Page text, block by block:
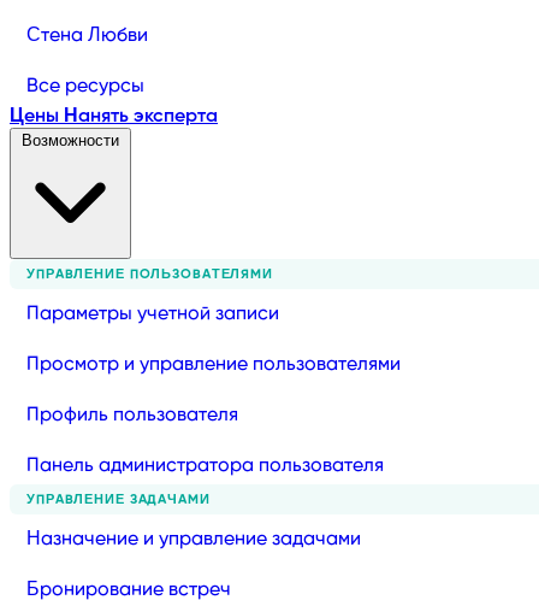
Стена Любви
Все ресурсы
Цены Нанять эксперта
УПРАВЛЕНИЕ ПОЛЬЗОВАТЕЛЯМИ
Параметры учетной записи
Просмотр и управление пользователями
Профиль пользователя
Панель администратора пользователя
УПРАВЛЕНИЕ ЗАДАЧАМИ
Назначение и управление задачами
Бронирование встреч